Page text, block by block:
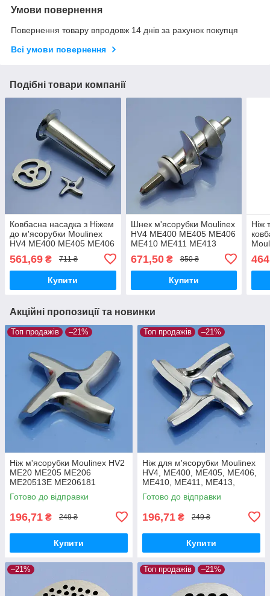
Умови повернення
Повернення товару впродовж 14 днів за рахунок покупця
Всі умови повернення
Подібні товари компанії
Ковбасна насадка з Ніжем
до м'ясорубки Moulinex
HV4 ME400 ME405 ME406
ME416 ME44 ME45
561,69 ₴ 711 ₴
Купити
Шнек м'ясорубки Moulinex
HV4 ME400 ME405 ME406
ME410 ME411 ME413
оригінал
671,50₴ 850 ₴
Купити
Ніж
Акційні пропозиції та новинки
Топ продажів –21%
Ніж м'ясорубки Moulinex HV2
ME20 ME205 ME206
ME20513E ME206181
ME208139 ME209139 ME203
ME204 ME207 ME211
Готово до відправки
196,71 ₴ 249 ₴
Купити
Топ продажів –21%
Ніж для м'ясорубки Moulinex
HV4, ME400, ME405, ME406,
ME410, ME411, ME413,
ME416, ME44, ME45
нержавійка
Готово до відправки
196,71 ₴ 249 ₴
Купити
–21% Топ продажів –21%